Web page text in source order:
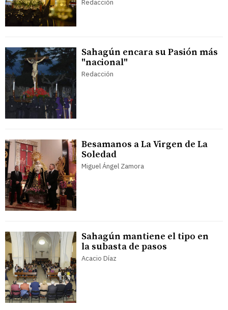
Redacción
Sahagún encara su Pasión más
"nacional"
Redacción
Besamanos a La Virgen de La
Soledad
Miguel Ángel Zamora
Sahagún mantiene el tipo en
la subasta de pasos
Acacio Díaz